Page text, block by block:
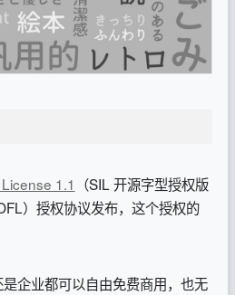
1.1 （SIL 开源字型授权版
） 授权协议发布，这个授权的
企业都可以自由免费商用，也无